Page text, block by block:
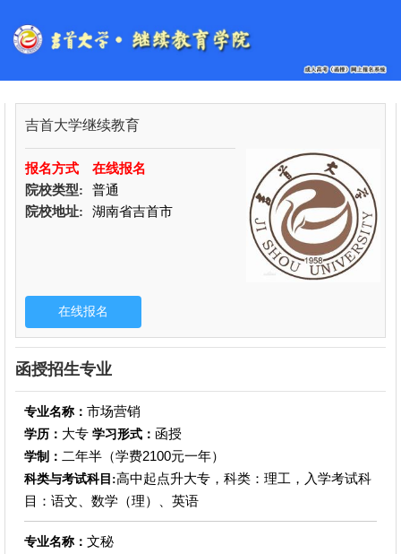
吉首大学继续教育
报名方式
在线报名
院校类型:
普通
院校地址:
湖南省吉首市
函授招生专业
专业名称： 市场营销
学历： 大专 学习形式： 函授
学制： 二年半（学费2100元一年）
科类与考试科目:高中起点升大专，科类：理工，入学考试科
目：语文、数学（理）、英语
专业名称： 文秘